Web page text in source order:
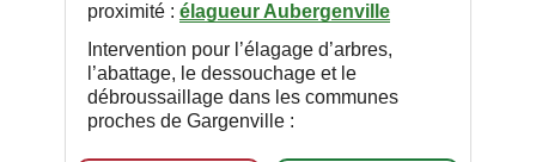
proximité : élagueur Aubergenville
Intervention pour l’élagage d’arbres,
l’abattage, le dessouchage et le
débroussaillage dans les communes
proches de Gargenville :